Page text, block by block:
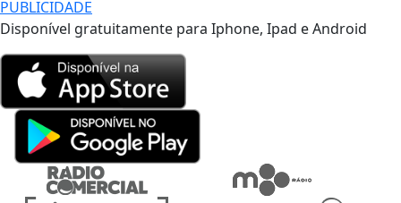
PUBLICIDADE
Disponível gratuitamente para Iphone, Ipad e Android